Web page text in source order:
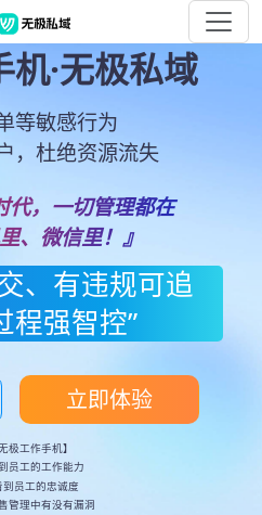
·无极私域
等敏感行为
，杜绝资源流失
代，一切管理都在
、微信里！』
、有违规可追
程强智控”
立即体验
极工作手机】
员工的工作能力
到员工的忠诚度
管理中有没有漏洞